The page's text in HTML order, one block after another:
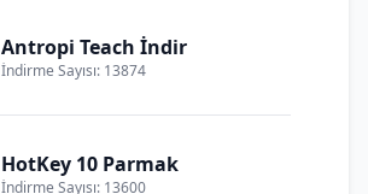
Antropi Teach İndir
İndirme Sayısı: 13874
HotKey 10 Parmak
İndirme Sayısı: 13600